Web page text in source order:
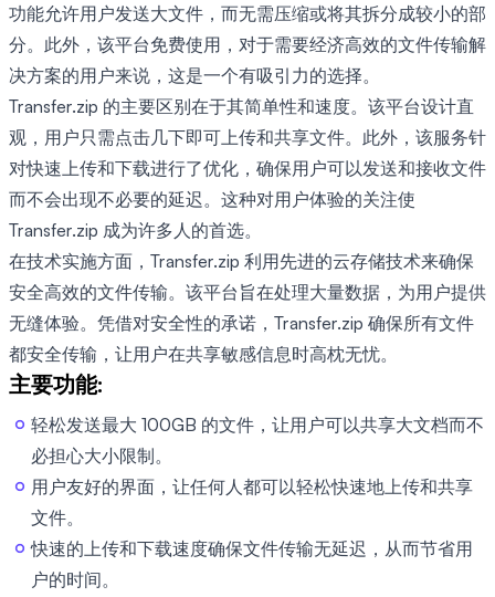
功能允许用户发送大文件，而无需压缩或将其拆分成较小的部
分。此外，该平台免费使用，对于需要经济高效的文件传输解
决方案的用户来说，这是一个有吸引力的选择。
Transfer.zip 的主要区别在于其简单性和速度。该平台设计直
观，用户只需点击几下即可上传和共享文件。此外，该服务针
对快速上传和下载进行了优化，确保用户可以发送和接收文件
而不会出现不必要的延迟。这种对用户体验的关注使
Transfer.zip 成为许多人的首选。
在技术实施方面，Transfer.zip 利用先进的云存储技术来确保
安全高效的文件传输。该平台旨在处理大量数据，为用户提供
无缝体验。凭借对安全性的承诺，Transfer.zip 确保所有文件
都安全传输，让用户在共享敏感信息时高枕无忧。
主要功能:
轻松发送最大 100GB 的文件，让用户可以共享大文档而不
必担心大小限制。
用户友好的界面，让任何人都可以轻松快速地上传和共享
文件。
快速的上传和下载速度确保文件传输无延迟，从而节省用
户的时间。